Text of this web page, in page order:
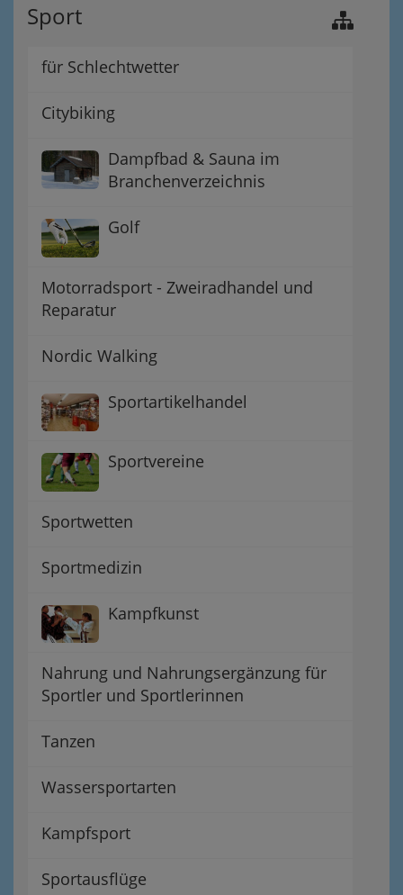
Sport
für Schlechtwetter
Citybiking
Dampfbad & Sauna im
Branchenverzeichnis
Golf
Motorradsport - Zweiradhandel und
Reparatur
Nordic Walking
Sportartikelhandel
Sportvereine
Sportwetten
Sportmedizin
Kampfkunst
Nahrung und Nahrungsergänzung für
Sportler und Sportlerinnen
Tanzen
Wassersportarten
Kampfsport
Sportausflüge